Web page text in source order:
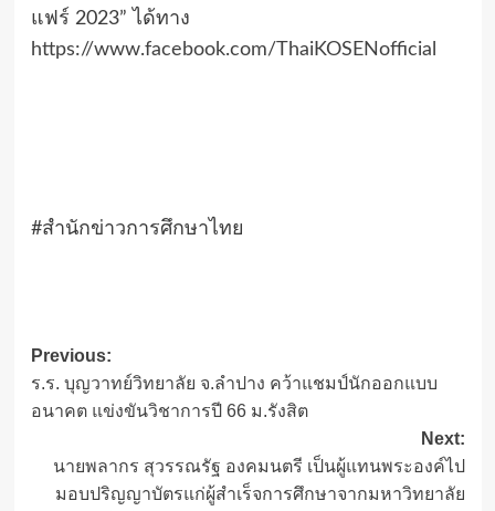
แฟร์ 2023” ได้ทาง
https://www.facebook.com/ThaiKOSENofficial
#สำนักข่าวการศึกษาไทย
Post
navigation
Previous:
ร.ร. บุญวาทย์วิทยาลัย จ.ลำปาง คว้าแชมป์นักออกแบบ
อนาคต แข่งขันวิชาการปี 66 ม.รังสิต
Next:
นายพลากร สุวรรณรัฐ องคมนตรี เป็นผู้แทนพระองค์ไป
มอบปริญญาบัตรแก่ผู้สำเร็จการศึกษาจากมหาวิทยาลัย